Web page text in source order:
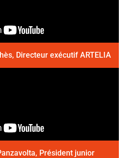
Directeur exécutif ARTELIA
Président junior